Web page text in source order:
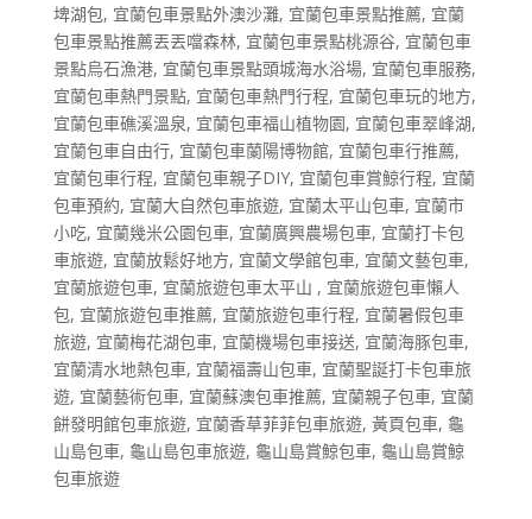
埤湖包, 宜蘭包車景點外澳沙灘, 宜蘭包車景點推薦, 宜蘭
包車景點推薦丟丟噹森林, 宜蘭包車景點桃源谷, 宜蘭包車
景點烏石漁港, 宜蘭包車景點頭城海水浴場, 宜蘭包車服務,
宜蘭包車熱門景點, 宜蘭包車熱門行程, 宜蘭包車玩的地方,
宜蘭包車礁溪溫泉, 宜蘭包車福山植物園, 宜蘭包車翠峰湖,
宜蘭包車自由行, 宜蘭包車蘭陽博物館, 宜蘭包車行推薦,
宜蘭包車行程, 宜蘭包車親子DIY, 宜蘭包車賞鯨行程, 宜蘭
包車預約, 宜蘭大自然包車旅遊, 宜蘭太平山包車, 宜蘭市
小吃, 宜蘭幾米公園包車, 宜蘭廣興農場包車, 宜蘭打卡包
車旅遊, 宜蘭放鬆好地方, 宜蘭文學館包車, 宜蘭文藝包車,
宜蘭旅遊包車, 宜蘭旅遊包車太平山 , 宜蘭旅遊包車懶人
包, 宜蘭旅遊包車推薦, 宜蘭旅遊包車行程, 宜蘭暑假包車
旅遊, 宜蘭梅花湖包車, 宜蘭機場包車接送, 宜蘭海豚包車,
宜蘭清水地熱包車, 宜蘭福壽山包車, 宜蘭聖誕打卡包車旅
遊, 宜蘭藝術包車, 宜蘭蘇澳包車推薦, 宜蘭親子包車, 宜蘭
餅發明館包車旅遊, 宜蘭香草菲菲包車旅遊, 黃頁包車, 龜
山島包車, 龜山島包車旅遊, 龜山島賞鯨包車, 龜山島賞鯨
包車旅遊